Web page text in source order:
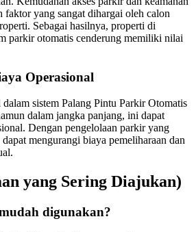
faktor yang sangat dihargai oleh calon
Sebagai hasilnya, properti di
parkir otomatis cenderung memiliki nilai
Operasional
sistem Palang Pintu Parkir Otomatis
dalam jangka panjang, ini dapat
Dengan pengelolaan parkir yang
mengurangi biaya pemeliharaan dan
yang Sering Diajukan)
digunakan?